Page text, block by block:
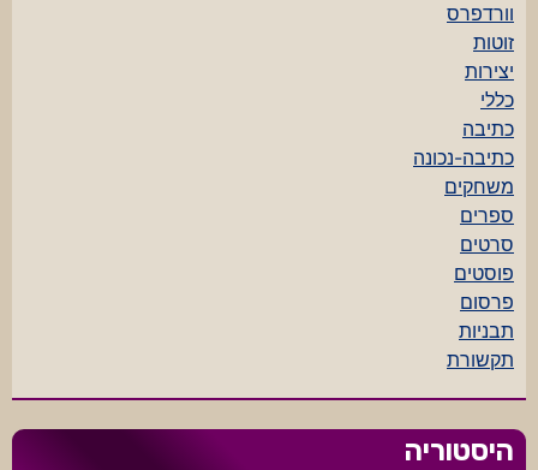
וורדפרס
זוטות
יצירות
כללי
כתיבה
כתיבה-נכונה
משחקים
ספרים
סרטים
פוסטים
פרסום
תבניות
תקשורת
היסטוריה